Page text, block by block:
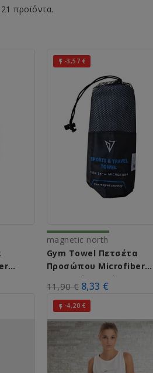
προϊόντα.
 -3,57 €
magnetic north
Gym Towel Πετσέτα
Προσώπου Microfiber
Magnetic North C54001
Μωβ 60x90εκ.
11,90 € 8,33 €
 -4,20 €